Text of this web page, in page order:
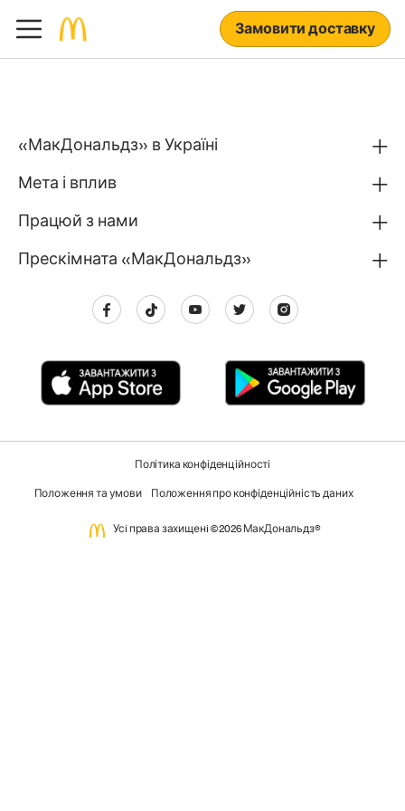
Замовити доставку
«МакДональдз» в Україні
Мета і вплив
Працюй з нами
Прескімната «МакДональдз»
Політика конфіденційності
Положення та умови Положення про конфіденційність даних
Усi права захищенi ©2026 МакДональдз®